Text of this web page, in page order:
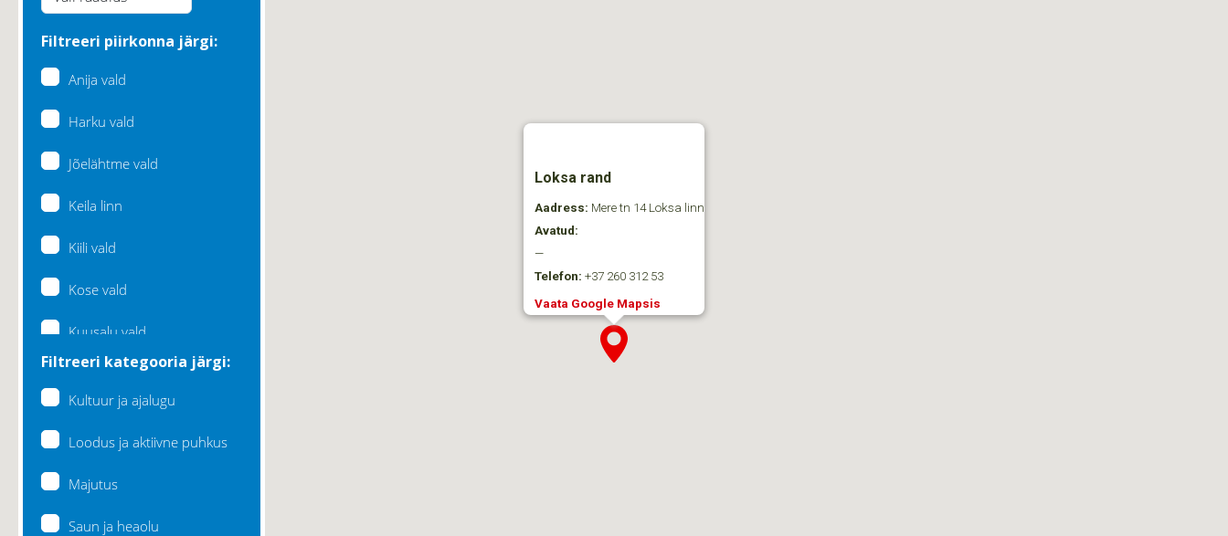
Filtreeri piirkonna järgi:
Anija vald
Harku vald
Jõelähtme vald
Keila linn
Kiili vald
Kose vald
Kuusalu vald
Lääne-Harju vald
Filtreeri kategooria järgi:
Kultuur ja ajalugu
Loodus ja aktiivne puhkus
Majutus
Saun ja heaolu
Loksa rand
Aadress: Mere tn 14 Loksa linn
Avatud:
—
Telefon: +37 260 312 53
Vaata Google Mapsis